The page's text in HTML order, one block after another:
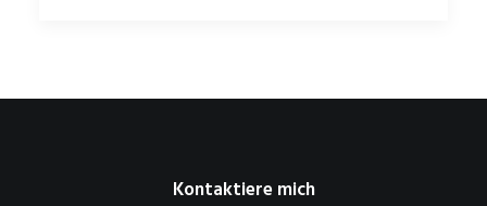
Kontaktiere mich